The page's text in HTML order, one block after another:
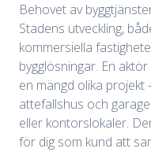
Behovet av
Stadens utveckling,
kommersiella
bygglösningar. En
en mängd olika projekt
attefallshus och
eller kontorslokaler.
för dig som kund att